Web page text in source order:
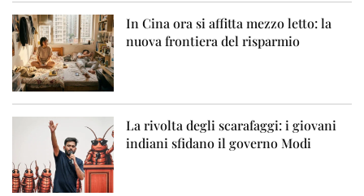
In Cina ora si affitta mezzo letto: la
nuova frontiera del risparmio
La rivolta degli scarafaggi: i giovani
indiani sfidano il governo Modi